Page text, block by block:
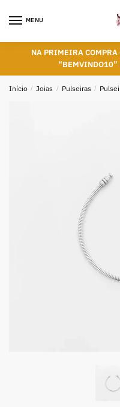
MENU
NA PRIMEIRA COMPRA
“BEMVINDO10”
Início / Joias / Pulseiras /